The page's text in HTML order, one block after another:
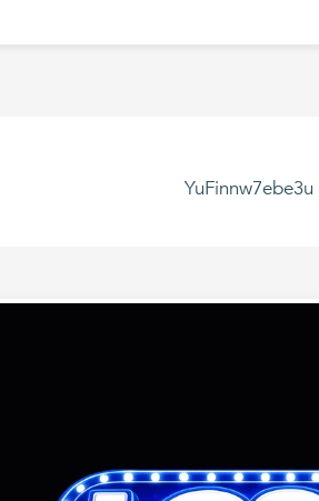
YuFinnw7ebe3u